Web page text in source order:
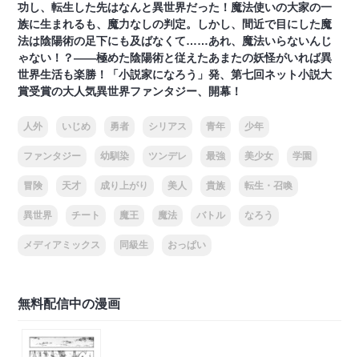
功し、転生した先はなんと異世界だった！魔法使いの大家の一
族に生まれるも、魔力なしの判定。しかし、間近で目にした魔
法は陰陽術の足下にも及ばなくて……あれ、魔法いらないんじ
ゃない！？――極めた陰陽術と従えたあまたの妖怪がいれば異
世界生活も楽勝！「小説家になろう」発、第七回ネット小説大
賞受賞の大人気異世界ファンタジー、開幕！
人外 いじめ 勇者 シリアス 青年 少年
ファンタジー 幼馴染 ツンデレ 最強 美少女 学園
冒険 天才 成り上がり 美人 貴族 転生・召喚
異世界 チート 魔王 魔法 バトル なろう
メディアミックス 同級生 おっぱい
無料配信中の漫画